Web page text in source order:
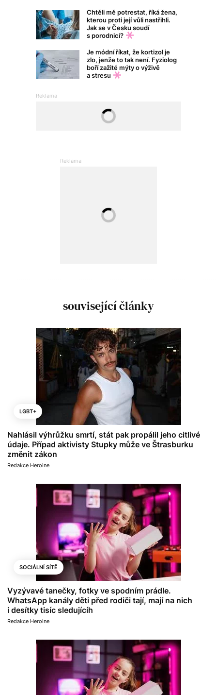
Chtěli mě potrestat, říká žena,
kterou proti její vůli nastřihli.
Jak se v Česku soudí
s porodnicí?
Je módní říkat, že kortizol je
zlo, jenže to tak není. Fyziolog
boří zažité mýty o výživě
a stresu
související články
LGBT+
Nahlásil výhrůžku smrtí, stát pak propálil jeho citlivé
údaje. Případ aktivisty Stupky může ve Štrasburku
změnit zákon
Redakce Heroine
SOCIÁLNÍ SÍTĚ
Vyzývavé tanečky, fotky ve spodním prádle.
WhatsApp kanály děti před rodiči tají, mají na nich
i desítky tisíc sledujícíh
Redakce Heroine